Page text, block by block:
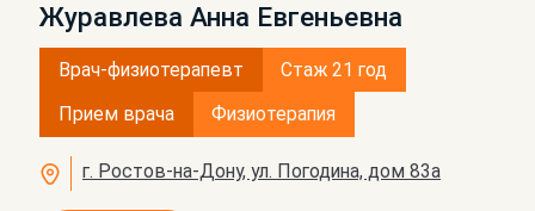
Журавлева Анна Евгеньевна
Врач-физиотерапевт
Стаж 21 год
Прием врача
Физиотерапия
г. Ростов-на-Дону, ул. Погодина, дом 83а